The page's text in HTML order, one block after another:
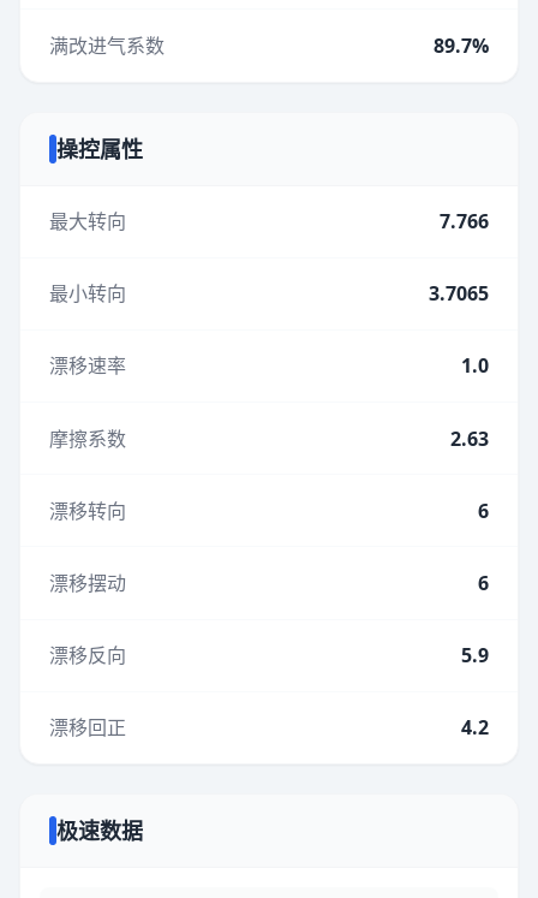
满改进气系数 89.7%
操控属性
最大转向 7.766
最小转向 3.7065
漂移速率 1.0
摩擦系数 2.63
漂移转向 6
漂移摆动 6
漂移反向 5.9
漂移回正 4.2
极速数据